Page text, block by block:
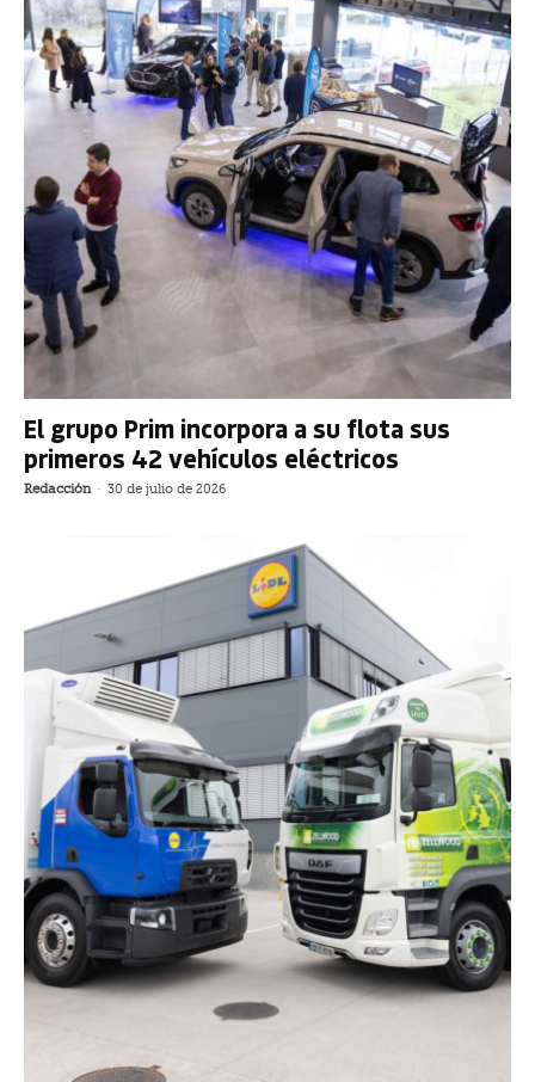
El grupo Prim incorpora a su flota sus
primeros 42 vehículos eléctricos
Redacción - 30 de julio de 2026